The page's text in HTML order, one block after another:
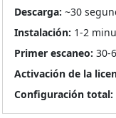
Descarga: ~30
Instalación: 1-2
Primer escaneo: 30-
Activación de la
Configuración total: